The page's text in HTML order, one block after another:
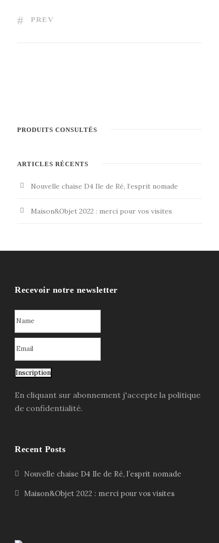
PREV
PRODUITS CONSULTÉS
ARTICLES RÉCENTS
Nouvelle chaise D4 Ile de Ré, l’esprit nomade
Maison&Objet 2022 : merci pour vos visites
Recevoir notre newsletter
Inscription
En cliquant sur abonnement j'accepte la politique
de confidentialité.
Recent Posts
Nouvelle chaise D4 Ile de Ré, l’esprit nomade
Maison&Objet 2022 : merci pour vos visites